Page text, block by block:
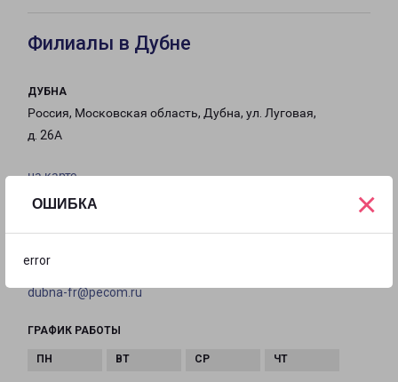
ОШИБКА
error
×
Филиалы в Дубне
ДУБНА
Россия, Московская область, Дубна, ул. Луговая,
д. 26А
на карте
8(496) 215-00-50
dubna-fr@pecom.ru
ГРАФИК РАБОТЫ